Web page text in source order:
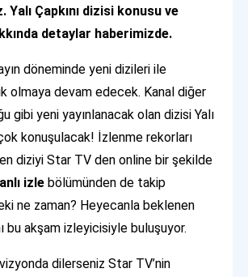
Çapkını dizisi konusu ve
detaylar haberimizde.
döneminde yeni dizileri ile
olmaya devam edecek. Kanal diğer
gibi yeni yayınlanacak olan dizisi Yalı
konuşulacak! İzlenme rekorları
diziyi Star TV den online bir şekilde
izlebölümünden de takip
ne zaman? Heyecanla beklenen
bu akşam izleyicisiyle buluşuyor.
dilerseniz Star TV’nin